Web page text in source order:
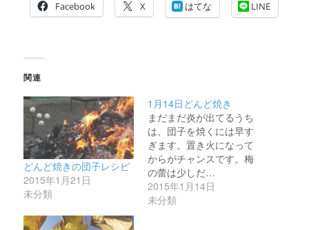
Facebook
X はてな LINE
関連
どんど焼きの団子レシピ
2015年1月21日
未分類
1月14日どんど焼き
まだまだ炎が出てるうち
は、団子を焼くには早す
ぎます。置き火になって
からがチャンスです。梅
の蕾は少しだ…
2015年1月14日
未分類